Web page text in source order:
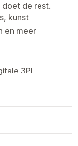
doet de rest.
kunst
en meer
3PL